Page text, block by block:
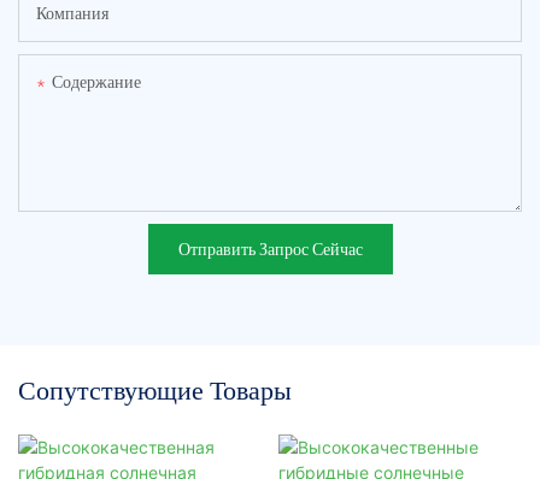
Компания
Содержание
Отправить Запрос Сейчас
Сопутствующие Товары